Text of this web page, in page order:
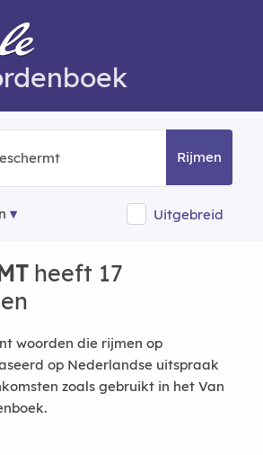
Rijmen
Uitgebreid
heeft 17
woorden die rijmen op
op Nederlandse uitspraak
zoals gebruikt in het Van